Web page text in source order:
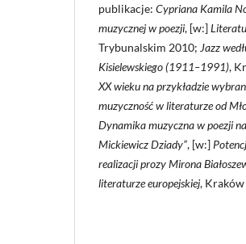
publikacje: Cypriana Kamila
muzycznej w poezji, [w:]
Trybunalskim 2010; Jazz
Kisielewskiego (1911–1991),
XX wieku na przykładzie
muzyczność w literaturze od
Dynamika muzyczna w poezji
Mickiewicz Dziady”, [w:]
realizacji prozy Mirona
literaturze europejskiej,